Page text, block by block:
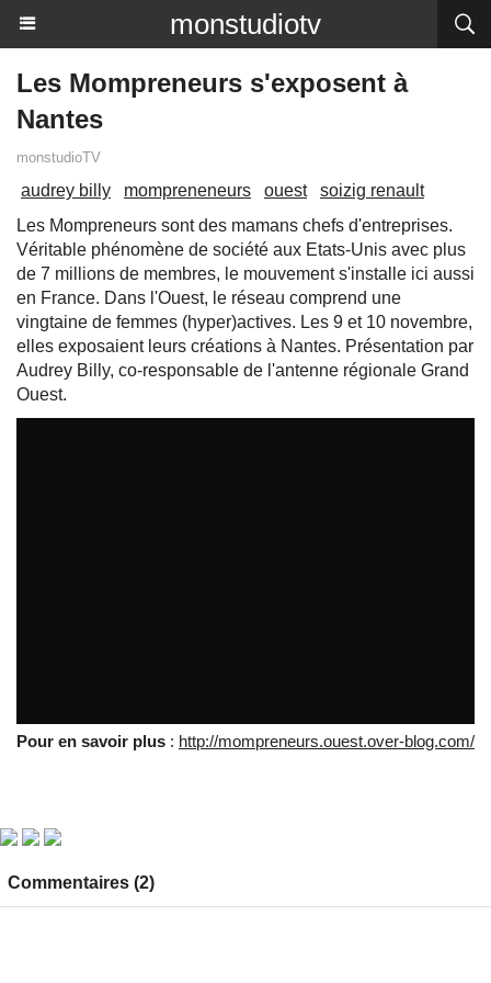
monstudiotv
Les Mompreneurs s'exposent à
Nantes
monstudioTV
audrey billy mompreneneurs ouest
soizig renault
Les Mompreneurs sont des mamans chefs d'entreprises.
Véritable phénomène de société aux Etats-Unis avec plus
de 7 millions de membres, le mouvement s'installe ici aussi
en France. Dans l'Ouest, le réseau comprend une
vingtaine de femmes (hyper)actives. Les 9 et 10 novembre,
elles exposaient leurs créations à Nantes. Présentation par
Audrey Billy, co-responsable de l'antenne régionale Grand
Ouest.
Pour en savoir plus : http://mompreneurs.ouest.over-blog.com/
Commentaires (2)